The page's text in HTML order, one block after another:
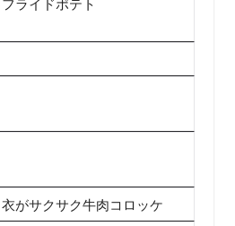
ライドポテト
がサクサク牛肉コロッケ